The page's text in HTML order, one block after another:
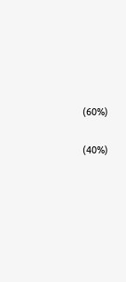
(60%)
(40%)